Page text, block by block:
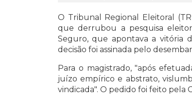
O Tribunal Regional Eleitoral
que derrubou a pesquisa
Seguro,que apontava a vitória
decisão foi assinada pelo
Para o magistrado, "após
juízo empírico e abstrato,
vindicada". O pedido foi feito pela